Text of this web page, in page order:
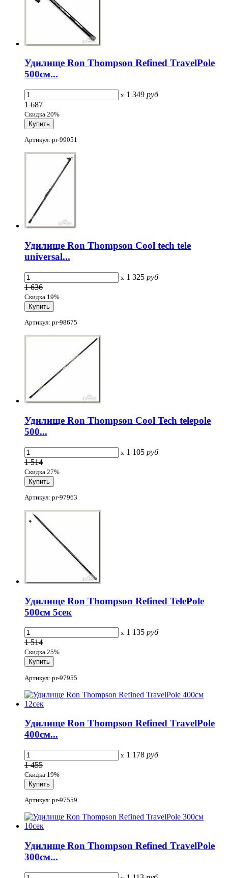
Удилище Ron Thompson Refined TravelPole
500см...
x 1 349 руб
1 687
Скидка 20%
Артикул: pr-99051
Удилище Ron Thompson Cool tech tele
universal...
x 1 325 руб
1 636
Скидка 19%
Артикул: pr-98675
Удилище Ron Thompson Cool Tech telepole
500...
x 1 105 руб
1 514
Скидка 27%
Артикул: pr-97963
Удилище Ron Thompson Refined TelePole
500см 5сек
x 1 135 руб
1 514
Скидка 25%
Артикул: pr-97955
Удилище Ron Thompson Refined TravelPole
400см...
x 1 178 руб
1 455
Скидка 19%
Артикул: pr-97559
Удилище Ron Thompson Refined TravelPole
300см...